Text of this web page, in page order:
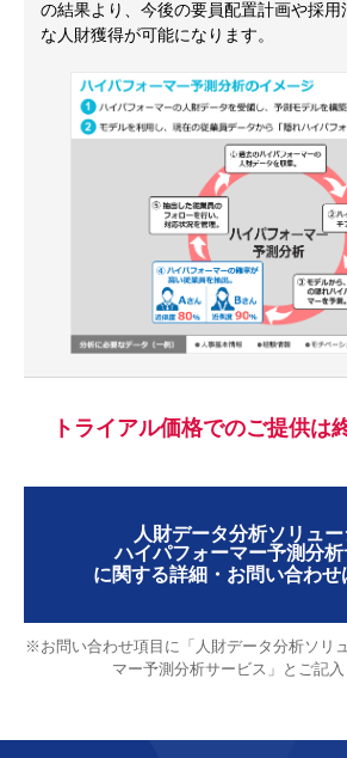
の結果より、今後の要員配置計画や採用
な人財獲得が可能になります。
トライアル価格でのご提供は
人財データ分析ソリュ
ハイパフォーマー予測分
に関する詳細・お問い合わせ
※お問い合わせ項目に「人財データ分析ソリ
マー予測分析サービス」とご記入